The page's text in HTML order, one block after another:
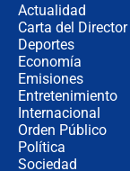
Actualidad
Carta del Director
Deportes
Economía
Emisiones
Entretenimiento
Internacional
Orden Público
Política
Sociedad